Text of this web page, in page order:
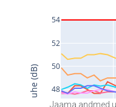
Jaama andmed